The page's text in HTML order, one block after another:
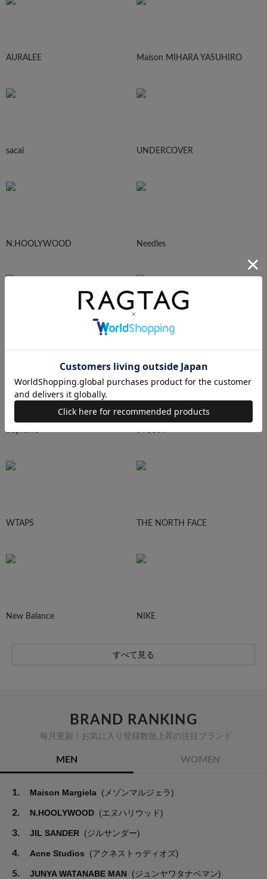
AURALEE Maison MIHARA YASUHIRO
sacai UNDERCOVER
N.HOOLYWOOD Needles
HUMAN MADE
Supreme
WTAPS THE NORTH FACE
New Balance NIKE
すべて見る
BRAND RANKING
毎月更新！お気に入り登録数急上昇の注目ブランド
MEN WOMEN
1. Maison Margiela (メゾンマルジェラ)
2. N.HOOLYWOOD (エヌハリウッド)
3. JIL SANDER (ジルサンダー)
4. Acne Studios (アクネストゥディオズ)
5. JUNYA WATANABE MAN (ジュンヤワタナベマン)